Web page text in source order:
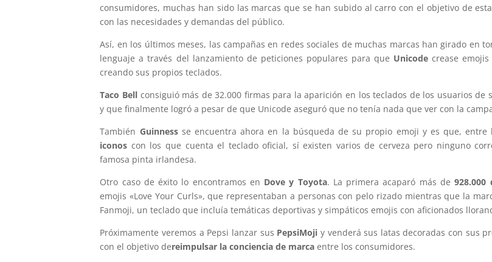
consumidores, muchas han sido las marcas que se han subido al carro con el objetivo de
con las necesidades y demandas del público.
Así, en los últimos meses, las campañas en redes sociales de muchas marcas han girado en
lenguaje a través del lanzamiento de peticiones populares para que Unicode crease
creando sus propios teclados.
Taco Bellconsiguió más de 32.000 firmas para la aparición en los teclados de los usuarios de
y que finalmente logró a pesar de que Unicode aseguró que no tenía nada que ver con la
También Guinnessse encuentra ahora en la búsqueda de su propio emoji y es que, entre
iconos con los que cuenta el teclado oficial, sí existen varios de cerveza pero ninguno
famosa pinta irlandesa.
Otro caso de éxito lo encontramos en Dove y Toyota. La primera acaparó más de928.000
emojis «Love Your Curls», que representaban a personas con pelo rizado mientras que la
Fanmoji, un teclado que incluía temáticas deportivas y simpáticos emojis con aficionados
Próximamente veremos a Pepsi lanzar sus PepsiMoji y venderá sus latas decoradas con sus
con el objetivo dereimpulsar la conciencia de marca entre los consumidores.